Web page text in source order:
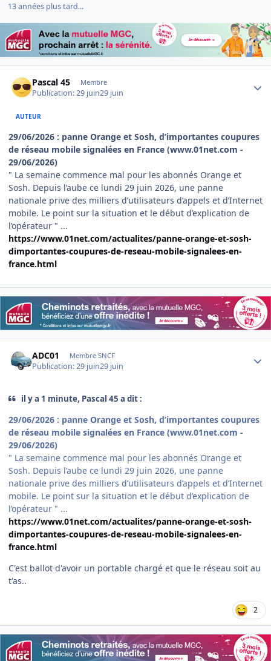
13 années plus tard...
Pascal 45 Membre
Publication:29 juin29 juin
AUTEUR
29/06/2026 : panne Orange et Sosh, d’importantes coupures
de réseau mobile signalées en France (www.01net.com -
29/06/2026)
" La semaine commence mal pour les abonnés Orange et
Sosh. Depuis l’aube ce lundi 29 juin 2026, une panne
nationale prive des milliers d’utilisateurs d’appels et d’Internet
mobile. Le point sur la situation et le début d’explication de
l’opérateur " ...
https://www.01net.com/actualites/panne-orange-et-sosh-
dimportantes-coupures-de-reseau-mobile-signalees-en-
france.html
ADC01 Membre SNCF
Publication:29 juin29 juin
il y a 1 minute, Pascal 45 a dit :
29/06/2026 : panne Orange et Sosh, d’importantes coupures
de réseau mobile signalées en France (www.01net.com -
29/06/2026)
" La semaine commence mal pour les abonnés Orange et
Sosh. Depuis l’aube ce lundi 29 juin 2026, une panne
nationale prive des milliers d’utilisateurs d’appels et d’Internet
mobile. Le point sur la situation et le début d’explication de
l’opérateur " ...
https://www.01net.com/actualites/panne-orange-et-sosh-
dimportantes-coupures-de-reseau-mobile-signalees-en-
france.html
C'est ballot d'avoir un portable chargé et que le réseau soit au
t'as..
2